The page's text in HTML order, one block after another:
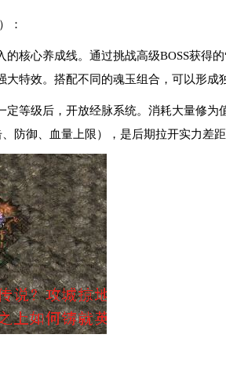
：
的核心养成线。通过挑战高级BOSS获得
大特效。搭配不同的魂玉组合，可以形成
定等级后，开放经脉系统。消耗大量修
防御、血量上限），是后期拉开实力差距